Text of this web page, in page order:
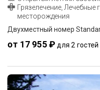
Грязелечение,
месторождения
Двухместный номер
от 17 955 ₽ для 2 гостей